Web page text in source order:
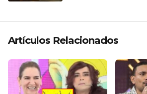
Artículos Relacionados